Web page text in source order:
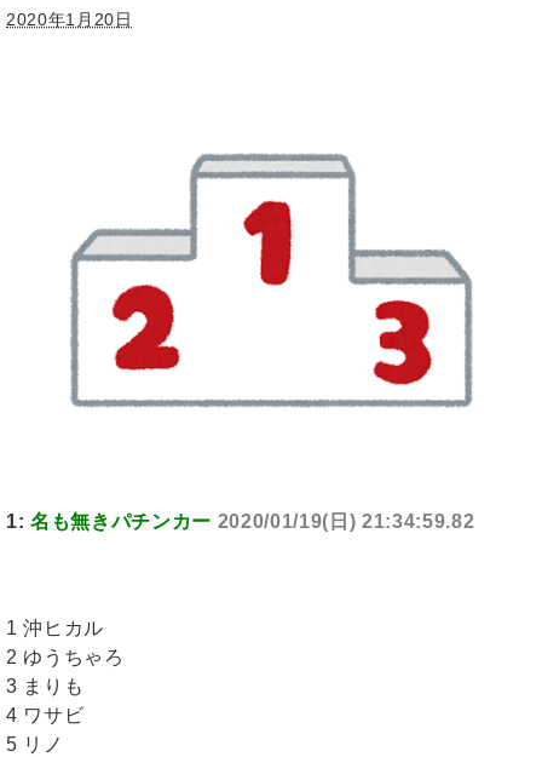
2020年1月20日
1: 名も無きパチンカー 2020/01/19(日) 21:34:59.82
1 沖ヒカル
2 ゆうちゃろ
3 まりも
4 ワサビ
5 リノ